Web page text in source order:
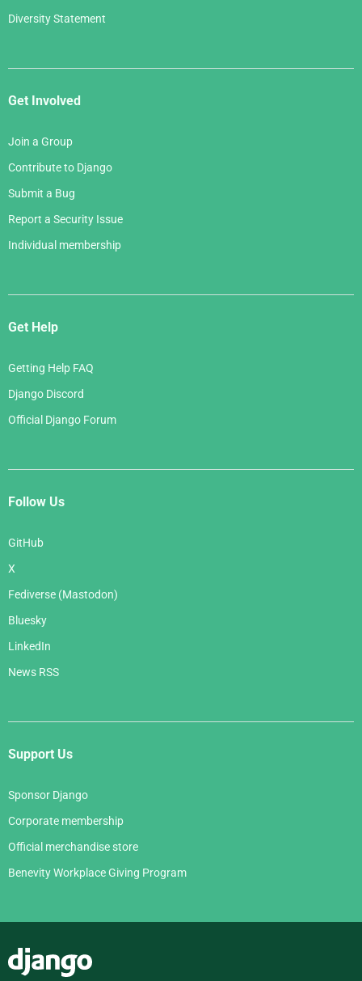
Diversity Statement
Get Involved
Join a Group
Contribute to Django
Submit a Bug
Report a Security Issue
Individual membership
Get Help
Getting Help FAQ
Django Discord
Official Django Forum
Follow Us
GitHub
X
Fediverse (Mastodon)
Bluesky
LinkedIn
News RSS
Support Us
Sponsor Django
Corporate membership
Official merchandise store
Benevity Workplace Giving Program